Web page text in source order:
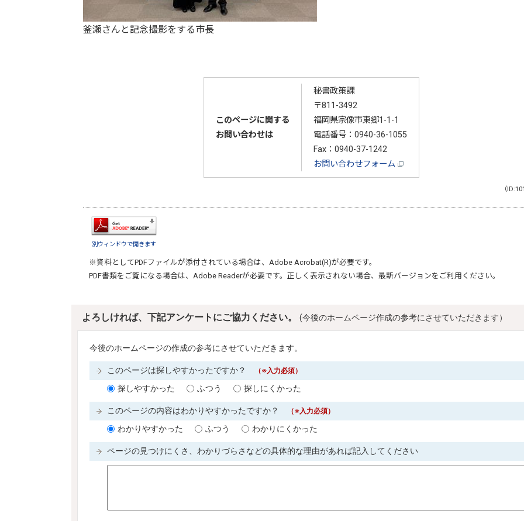
釜瀬さんと記念撮影をする市長
このページに関する
お問い合わせは
秘書政策課
〒811-3492
福岡県宗像市東郷1-1-1
電話番号： 0940-36-1055
Fax：0940-37-1242
お問い合わせフォーム
（
別ウィンドウで開きます
※資料としてPDFファイルが添付されている場合は、 Adobe Acrobat(R)が必要です。
PDF書類をご覧になる場合は、 Adobe Readerが必要です。正しく表示されない場合、最新バージョンをご利用ください。